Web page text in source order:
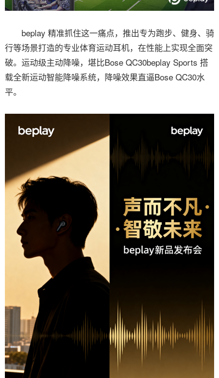
beplay 精准抓住这一痛点，推出专为跑步、健身、骑
行等场景打造的专业体育运动耳机，在性能上实现全面突
破。运动级主动降噪，堪比Bose QC30beplay Sports 搭
载全新运动智能降噪系统，降噪效果直逼Bose QC30水
平。